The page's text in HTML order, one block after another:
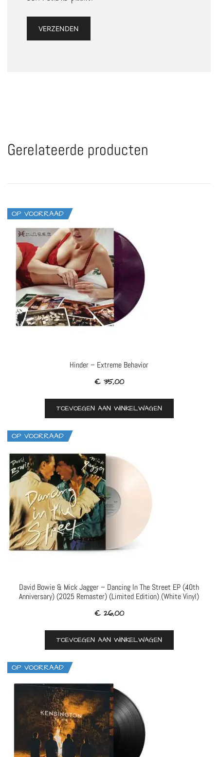
Gerelateerde producten
OP VOORRAAD
Hinder – Extreme Behavior
€35,00
TOEVOEGEN AAN WINKELWAGEN
OP VOORRAAD
David Bowie & Mick Jagger – Dancing In The Street EP (40th
Anniversary) (2025 Remaster) (Limited Edition) (White Vinyl)
€26,00
TOEVOEGEN AAN WINKELWAGEN
OP VOORRAAD